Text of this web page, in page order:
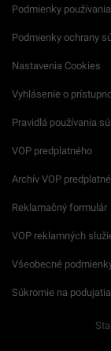
Podmienky používania
Podmienky ochrany
Nastavenia Cookies
Vyhlásenie o
Pravidlá používania
VOP predplatného
Archív VOP
Reklamačný formulár
VOP reklamných
Všeobecné
Súkromie na